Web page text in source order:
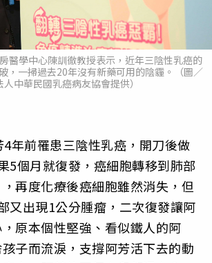
醫學中心陳訓徹教授表示，近年三陰性乳癌的
，一掃過去20年沒有新藥可用的陰霾。（圖／
人中華民國乳癌病友協會提供）
年前罹患三陰性乳癌，開刀後做
5個月就復發，癌細胞轉移到肺部
，再度化療後癌細胞雖然消失，但
又出現1公分腫瘤，二次復發讓阿
原本個性堅強、看似鐵人的阿
子而流淚，支撐阿芳活下去的動